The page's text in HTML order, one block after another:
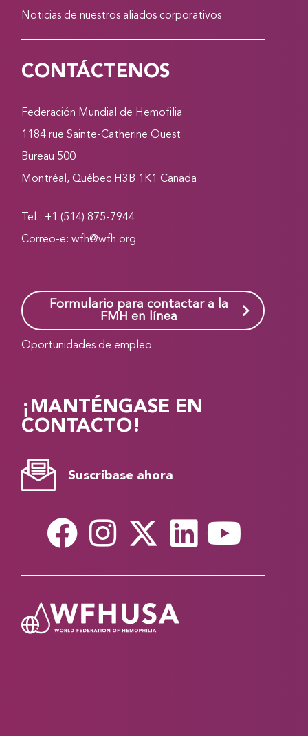
Noticias de nuestros aliados corporativos
CONTÁCTENOS
Federación Mundial de Hemofilia
1184 rue Sainte-Catherine Ouest
Bureau 500
Montréal, Québec H3B 1K1 Canada
Tel.: +1 (514) 875-7944
Correo-e:wfh@wfh.org
Formulario para contactar a la
FMH en línea
Oportunidades de empleo
¡MANTÉNGASE EN
CONTACTO!
Suscríbase ahora